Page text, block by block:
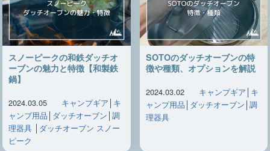
スノーピークの和鉄ダッチオ
ーブンの魅力と特徴【和製鉄
鍋】
2024.03.05 キャンプギア キ
ャンプ用品 ダッチオーブン 調
理器具│ ダッチオーブン スノー
ピーク
SOTOのダッチオーブンの特
徴や種類、オプションを解説
2024.03.02 キャンプギア キ
ャンプ用品 ダッチオーブン 調
理器具